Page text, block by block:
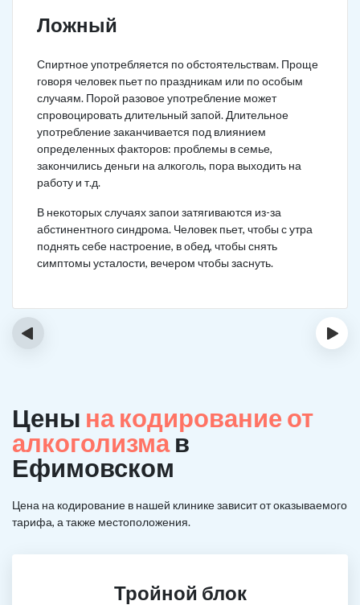
Ложный
Спиртное употребляется по обстоятельствам. Проще
говоря человек пьет по праздникам или по особым
случаям. Порой разовое употребление может
спровоцировать длительный запой. Длительное
употребление заканчивается под влиянием
определенных факторов: проблемы в семье,
закончились деньги на алкоголь, пора выходить на
работу и т.д.
В некоторых случаях запои затягиваются из-за
абстинентного синдрома. Человек пьет, чтобы с утра
поднять себе настроение, в обед, чтобы снять
симптомы усталости, вечером чтобы заснуть.
‹ ›
Цены на кодирование от
алкоголизмав
Ефимовском
Цена на кодирование в нашей клинике зависит от оказываемого
тарифа, а также местоположения.
Тройной блок